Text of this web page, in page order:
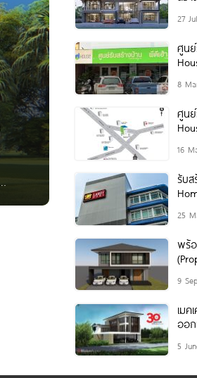
27
ศูนย์
8
ศูนย์
16
รับ
25
พร้
งาน
9
เมค
ออก
5